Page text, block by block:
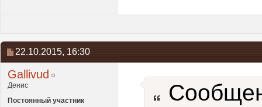
22.10.2015, 16:30
Gallivud
Денис
Постоянный участник